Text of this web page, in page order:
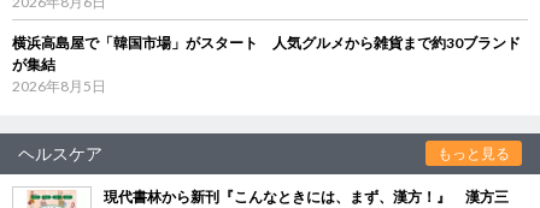
横浜高島屋で「韓国市場」がスタート 人気グルメから雑貨まで約30ブランド
が集結
2026年8月5日
ヘルスケア もっと見る
現代書林から新刊『こんなときには、まず、漢方！』 漢方三